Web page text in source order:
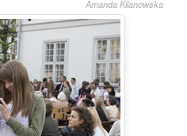
Amanda Kilanowska